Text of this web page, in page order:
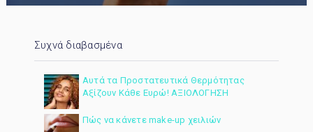
Συχνά διαβασμένα
Αυτά τα Προστατευτικά Θερμότητας
Αξίζουν Κάθε Ευρώ! ΑΞΙΟΛΟΓΗΣΗ
Πώς να κάνετε make-up χειλιών